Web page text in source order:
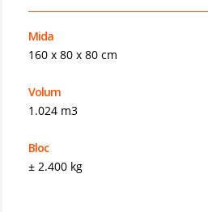
Mida
160 x 80 x 80 cm
Volum
1.024 m3
Bloc
± 2.400 kg